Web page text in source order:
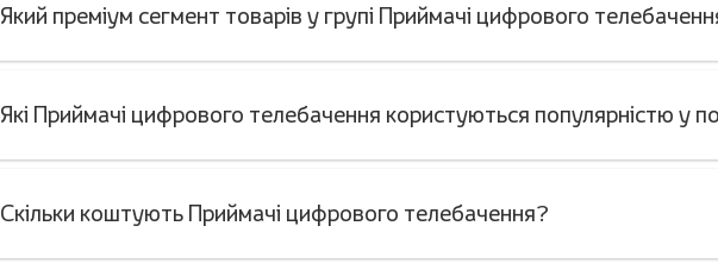
Який преміум сегмент товарів у групі Приймачі цифрового
Які Приймачі цифрового телебачення користуються популярністю у
Скільки коштують Приймачі цифрового телебачення?